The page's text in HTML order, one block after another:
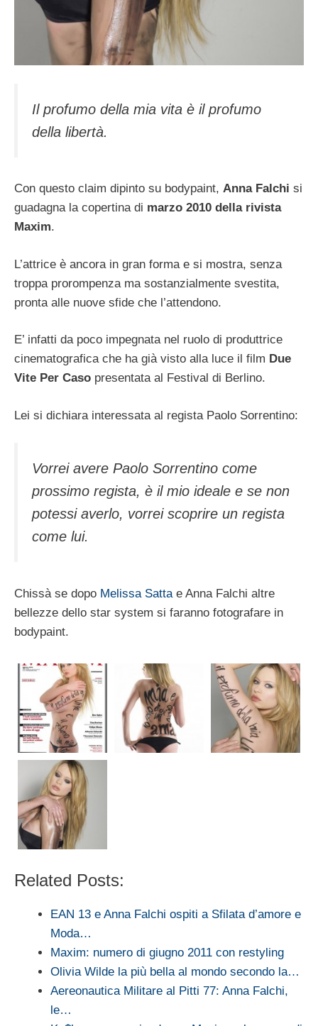
Il profumo della mia vita è il profumo
della libertà.
Con questo claim dipinto su bodypaint, Anna Falchi si
guadagna la copertina di marzo 2010 della rivista
Maxim.
L’attrice è ancora in gran forma e si mostra, senza
troppa prorompenza ma sostanzialmente svestita,
pronta alle nuove sfide che l’attendono.
E’ infatti da poco impegnata nel ruolo di produttrice
cinematografica che ha già visto alla luce il film Due
Vite Per Caso presentata al Festival di Berlino.
Lei si dichiara interessata al regista Paolo Sorrentino:
Vorrei avere Paolo Sorrentino come
prossimo regista, è il mio ideale e se non
potessi averlo, vorrei scoprire un regista
come lui.
Chissà se dopo Melissa Sattae Anna Falchi altre
bellezze dello star system si faranno fotografare in
bodypaint.
Related Posts:
EAN 13 e Anna Falchi ospiti a Sfilata d’amore e
Moda…
Maxim: numero di giugno 2011 con restyling
Olivia Wilde la più bella al mondo secondo la…
Aereonautica Militare al Pitti 77: Anna Falchi,
le…